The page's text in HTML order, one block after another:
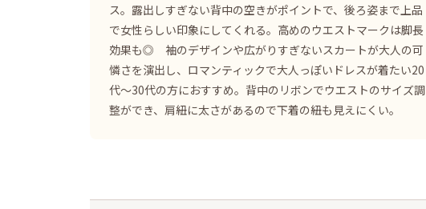
ス。露出しすぎない背中の空きがポイントで、後ろ姿まで上品
で女性らしい印象にしてくれる。高めのウエストマークは脚長
効果も◎ 袖のデザインや広がりすぎないスカートが大人の可
憐さを演出し、ロマンティックで大人っぽいドレスが着たい20
代〜30代の方におすすめ。背中のリボンでウエストのサイズ調
整ができ、肩紐に太さがあるので下着の紐も見えにくい。